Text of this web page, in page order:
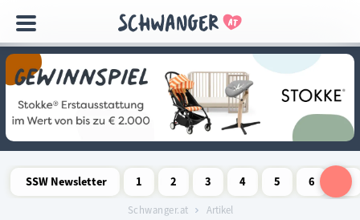
überspringen
SSW Newsletter
1
Schwangerschaftswoche
2
Schwangerschaftswoche
3
Schwangerschaftswoche
4
Schwangerschaftswoche
5
Schwangerschaftswoche
6
Schwanger.at Artikel